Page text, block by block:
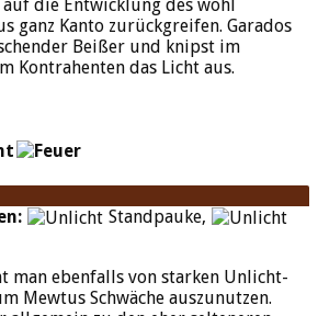
die Entwicklung des wohl
ganz Kanto zurückgreifen. Garados
Beißer und knipst im
Kontrahenten das Licht aus.
Standpauke,
man ebenfalls von starken Unlicht-
Mewtus Schwäche auszunutzen.